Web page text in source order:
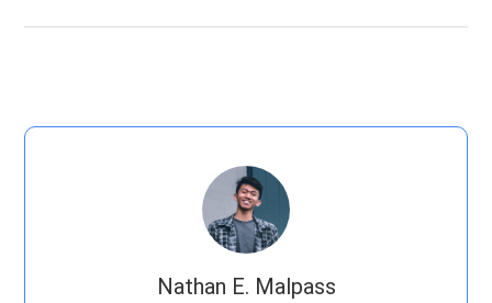
Nathan E. Malpass